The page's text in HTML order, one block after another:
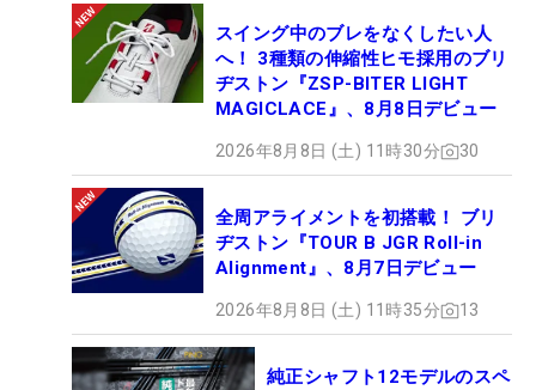
スイング中のブレをなくしたい人
へ！ 3種類の伸縮性ヒモ採用のブリ
ヂストン『ZSP-BITER LIGHT
MAGICLACE』、8月8日デビュー
2026年8月8日 (土) 11時30分 30
全周アライメントを初搭載！ ブリ
ヂストン『TOUR B JGR Roll-in
Alignment』、8月7日デビュー
2026年8月8日 (土) 11時35分 13
純正シャフト12モデルのスペ